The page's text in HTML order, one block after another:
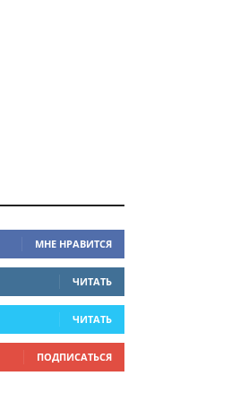
МНЕ НРАВИТСЯ
ЧИТАТЬ
ЧИТАТЬ
ПОДПИСАТЬСЯ